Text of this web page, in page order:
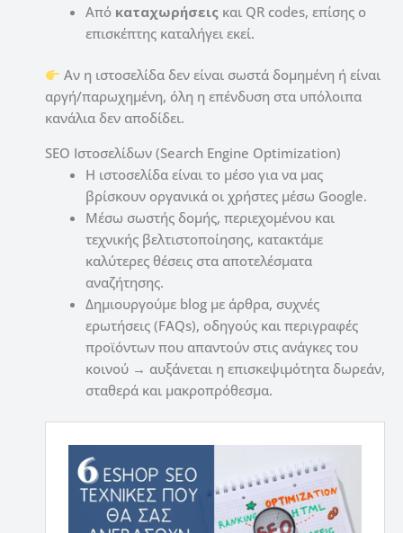
Από καταχωρήσεις και QR codes, επίσης ο
επισκέπτης καταλήγει εκεί.
Αν η ιστοσελίδα δεν είναι σωστά δομημένη ή είναι
αργή/παρωχημένη, όλη η επένδυση στα υπόλοιπα
κανάλια δεν αποδίδει.
SEO Ιστοσελίδων (Search Engine Optimization)
Η ιστοσελίδα είναι το μέσο για να μας
βρίσκουν οργανικά οι χρήστες μέσω Google.
Μέσω σωστής δομής, περιεχομένου και
τεχνικής βελτιστοποίησης, κατακτάμε
καλύτερες θέσεις στα αποτελέσματα
αναζήτησης.
Δημιουργούμε blog με άρθρα, συχνές
ερωτήσεις (FAQs), οδηγούς και περιγραφές
προϊόντων που απαντούν στις ανάγκες του
κοινού → αυξάνεται η επισκεψιμότητα δωρεάν,
σταθερά και μακροπρόθεσμα.